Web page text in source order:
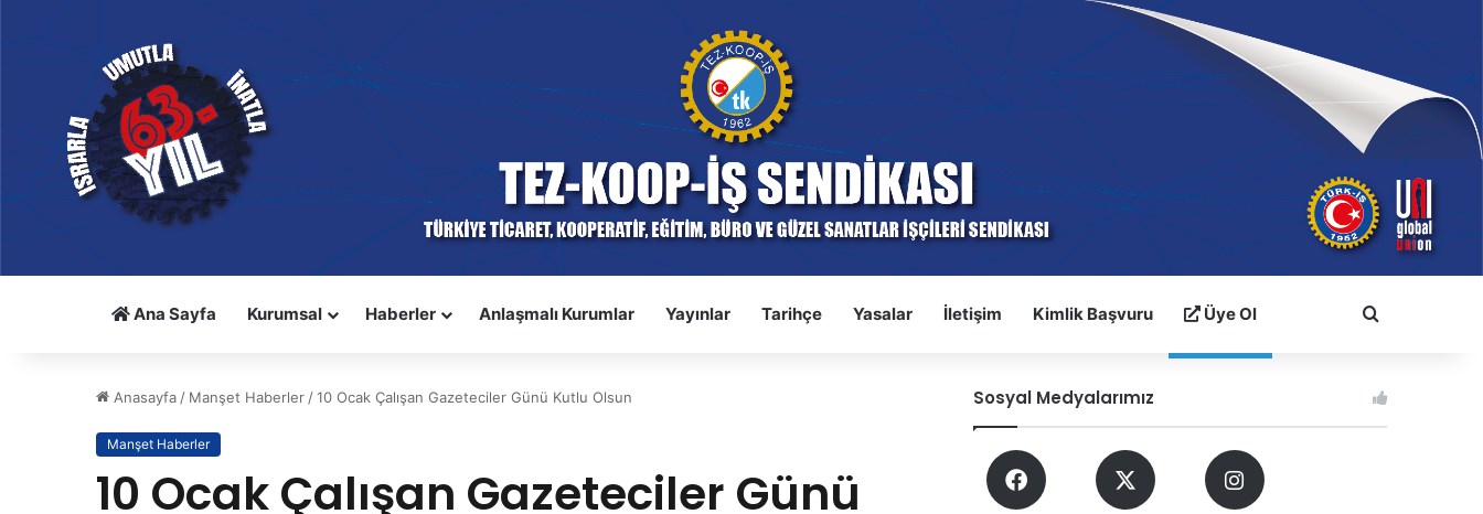
Ana Sayfa Kurumsal Haberler Anlaşmalı Kurumlar Yayınlar Tarihçe Yasalar İletişim Kimlik Başvuru Üye Ol Arama yap
Anasayfa/ Manşet Haberler/10 Ocak Çalışan Gazeteciler Günü Kutlu Olsun
Manşet Haberler
10 Ocak Çalışan Gazeteciler Günü
Sosyal Medyalarımız